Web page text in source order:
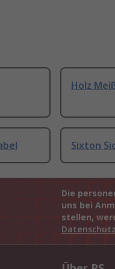
Holz
Sixton
Die
uns bei
stellen,